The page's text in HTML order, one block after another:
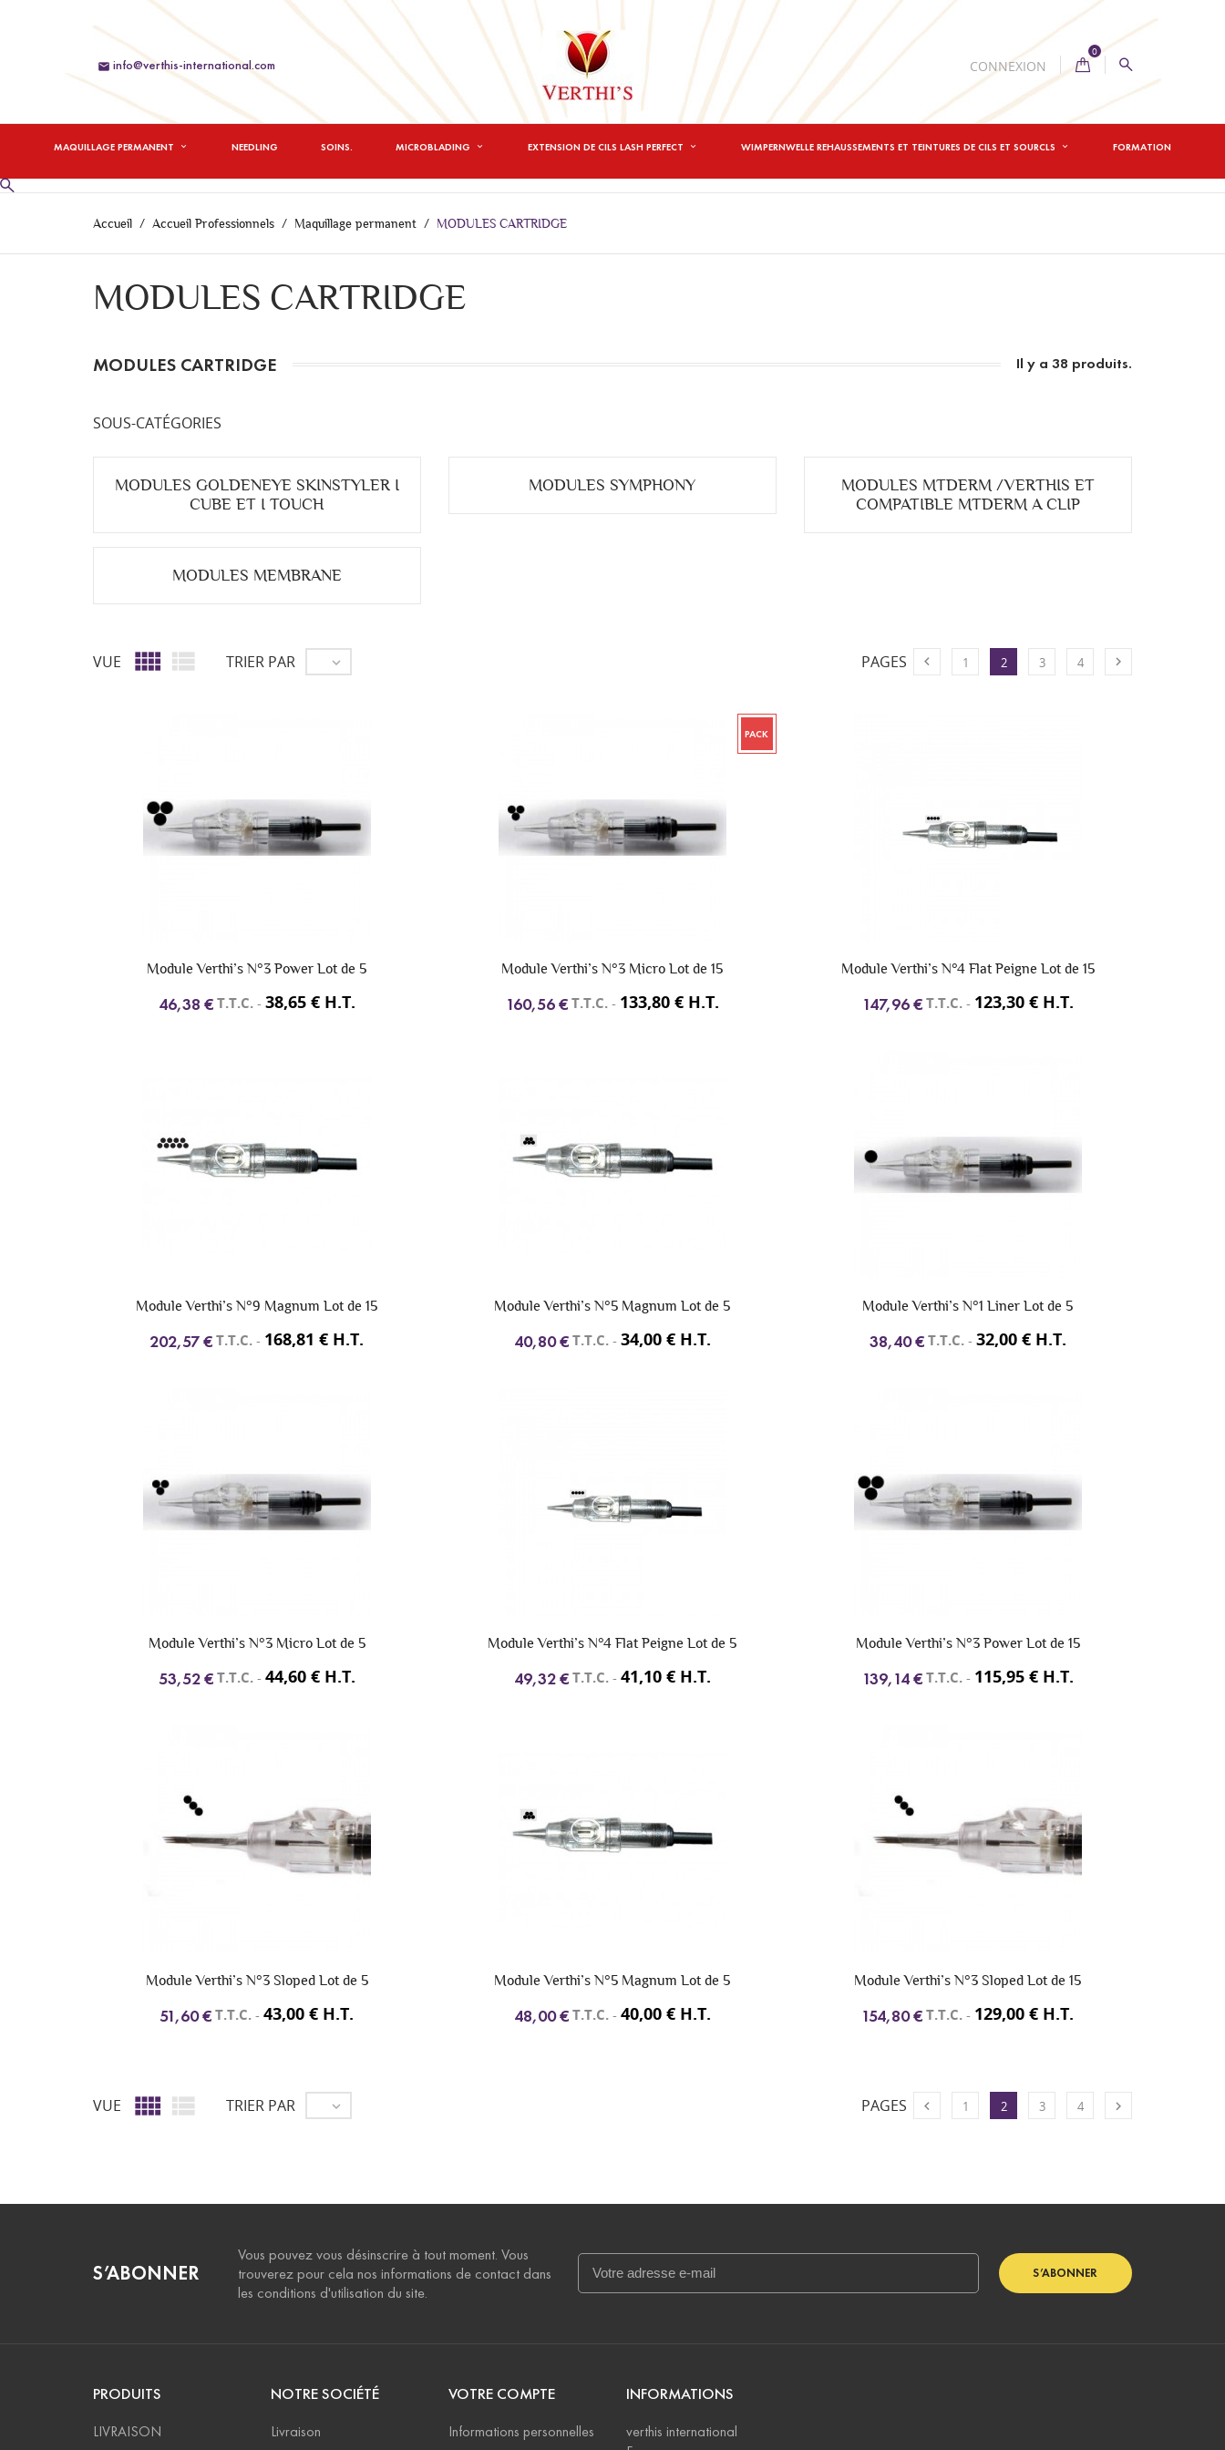
 info@verthis-international.com CONNEXION
0
MAQUILLAGE PERMANENT NEEDLING SOINS. MICROBLADING EXTENSION DE CILS LASH PERFECT WIMPERNWELLE REHAUSSEMENTS ET TEINTURES DE CILS ET SOURCLS FORMATION
Accueil Accueil Professionnels Maquillage permanent MODULES CARTRIDGE
MODULES CARTRIDGE
MODULES CARTRIDGE Il y a 38 produits.
SOUS-CATÉGORIES
MODULES GOLDENEYE SKINSTYLER I
CUBE ET I TOUCH
MODULES SYMPHONY
MODULES MTDERM /VERTHIS ET
COMPATIBLE MTDERM A CLIP
MODULES MEMBRANE
VUE   TRIER PAR  PAGES  1 2 3 4 
Module Verthi’s N°3 Power Lot de 5
46,38 € T.T.C.- 38,65 € H.T.
PACK
Module Verthi’s N°3 Micro Lot de 15
160,56 € T.T.C.- 133,80 € H.T.
Module Verthi’s N°4 Flat Peigne Lot de 15
147,96 € T.T.C.- 123,30 € H.T.
Module Verthi’s N°9 Magnum Lot de 15
202,57 € T.T.C. - 168,81 € H.T.
Module Verthi’s N°5 Magnum Lot de 5
40,80 € T.T.C.- 34,00 € H.T.
Module Verthi’s N°1 Liner Lot de 5
38,40 € T.T.C.- 32,00 € H.T.
Module Verthi’s N°3 Micro Lot de 5
53,52 € T.T.C.- 44,60 € H.T.
Module Verthi’s N°4 Flat Peigne Lot de 5
49,32 € T.T.C.- 41,10 € H.T.
Module Verthi’s N°3 Power Lot de 15
139,14 € T.T.C.- 115,95 € H.T.
Module Verthi’s N°3 Sloped Lot de 5
51,60 € T.T.C. -43,00 € H.T.
Module Verthi’s N°5 Magnum Lot de 5
48,00 € T.T.C.- 40,00 € H.T.
Module Verthi’s N°3 Sloped Lot de 15
154,80 € T.T.C. - 129,00 € H.T.
VUE   TRIER PAR  PAGES  1 2 3 4 
S’ABONNER
Vous pouvez vous désinscrire à tout moment. Vous
trouverez pour cela nos informations de contact dans
les conditions d'utilisation du site.
S’ABONNER
PRODUITS
LIVRAISON
NOTRE SOCIÉTÉ
Livraison
VOTRE COMPTE
Informations personnelles
INFORMATIONS
verthis international